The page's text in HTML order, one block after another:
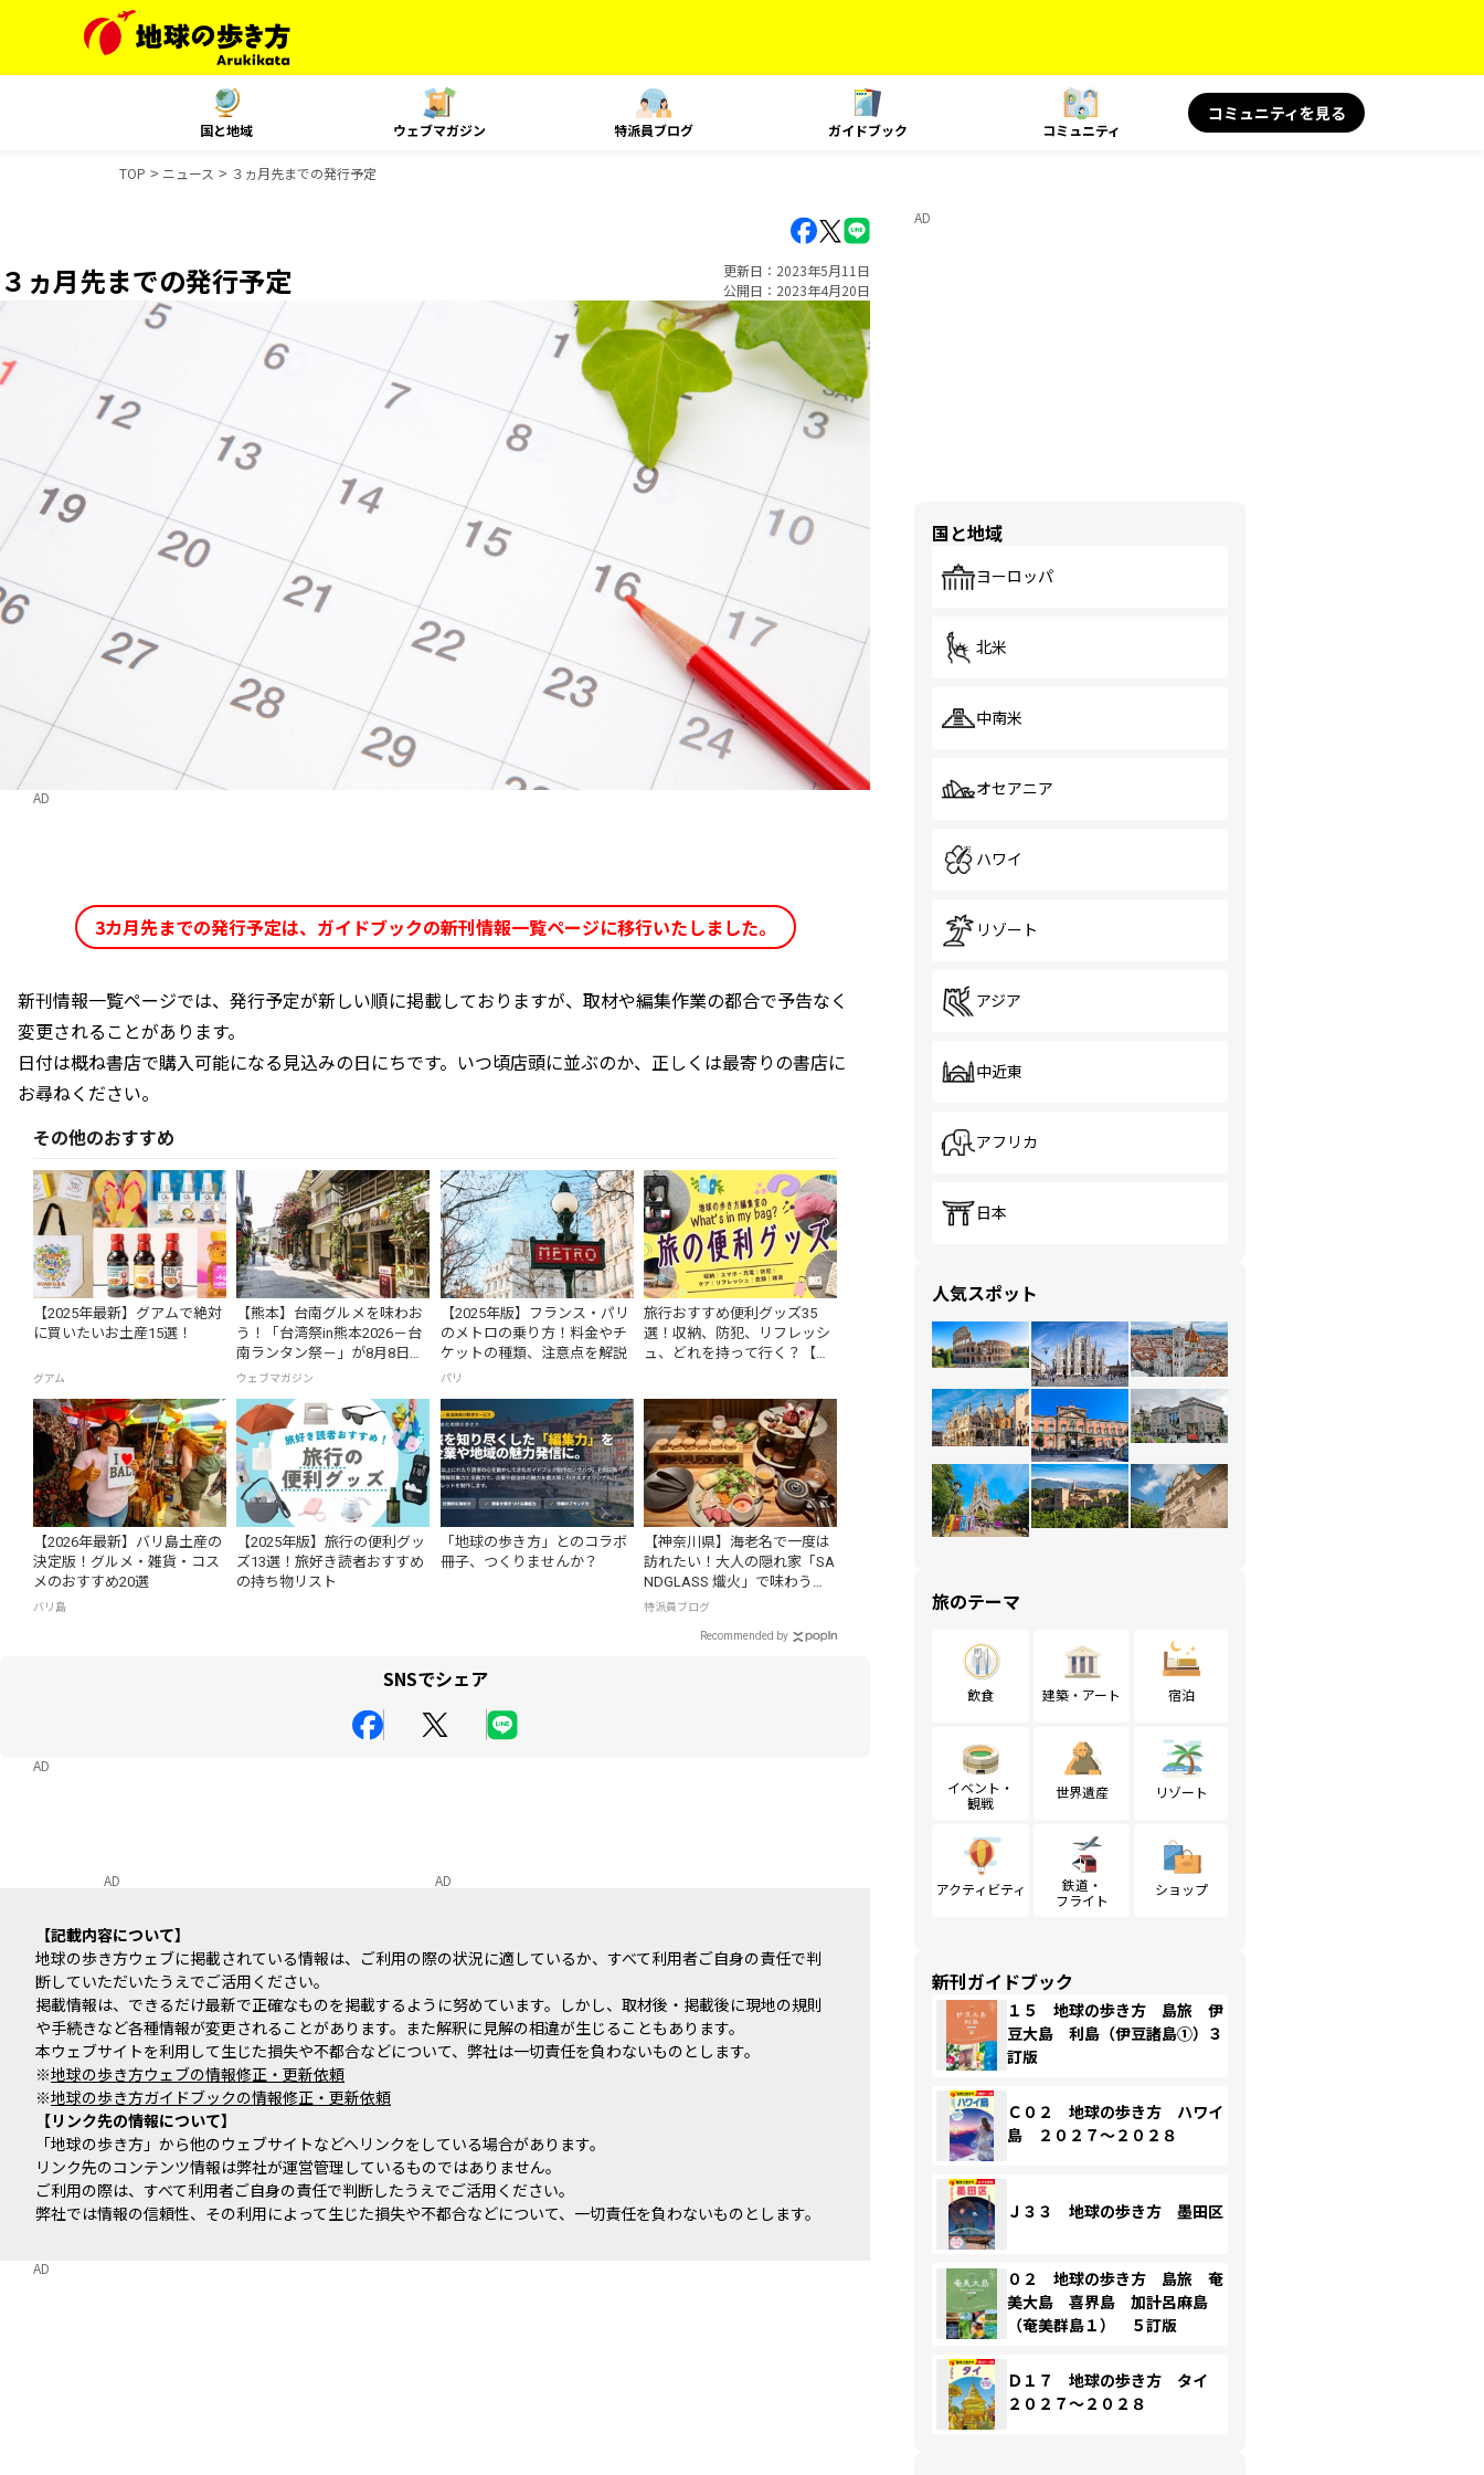
国と地域 ウェブマガジン 特派員ブログ ガイドブック コミュニティ
コミュニティを見る
TOP ニュース ３ヵ月先までの発行予定
３ヵ月先までの発行予定 更新日
2023年5月11日
公開日
2023年4月20日
AD
3カ月先までの発行予定は、ガイドブックの新刊情報一覧ページに移行いたしました。
新刊情報一覧ページでは、発行予定が新しい順に掲載しておりますが、取材や編集作業の都合で予告なく
変更されることがあります。
日付は概ね書店で購入可能になる見込みの日にちです。いつ頃店頭に並ぶのか、正しくは最寄りの書店に
お尋ねください。
その他のおすすめ
【2025年最新】グアムで絶対
に買いたいお土産15選！
グアム
【熊本】台南グルメを味わお
う！「台湾祭in熊本2026－台
南ランタン祭－」が8月8日か
ら開催の画像一覧
ウェブマガジン
【2025年版】フランス・パリ
のメトロの乗り方！料金やチ
ケットの種類、注意点を解説
パリ
旅行おすすめ便利グッズ35
選！収納、防犯、リフレッシ
ュ、どれを持って行く？【編
【2026年最新】バリ島土産の
決定版！グルメ・雑貨・コス
メのおすすめ20選
バリ島
【2025年版】旅行の便利グッ
ズ13選！旅好き読者おすすめ
の持ち物リスト
「地球の歩き方」とのコラボ
冊子、つくりませんか？
【神奈川県】海老名で一度は
訪れたい！大人の隠れ家「SA
NDGLASS 熾火」で味わうア
フタヌーンティー
特派員ブログ
Recommended by
SNSでシェア
AD
AD AD
記載内容について
地球の歩き方ウェブに掲載されている情報は、ご利用の際の状況に適しているか、すべて利用者ご自身の責任で判
断していただいたうえでご活用ください。
掲載情報は、できるだけ最新で正確なものを掲載するように努めています。しかし、取材後・掲載後に現地の規則
や手続きなど各種情報が変更されることがあります。また解釈に見解の相違が生じることもあります。
本ウェブサイトを利用して生じた損失や不都合などについて、弊社は一切責任を負わないものとします。
※地球の歩き方ウェブの情報修正・更新依頼
※地球の歩き方ガイドブックの情報修正・更新依頼
リンク先の情報について
「地球の歩き方」から他のウェブサイトなどへリンクをしている場合があります。
リンク先のコンテンツ情報は弊社が運営管理しているものではありません。
ご利用の際は、すべて利用者ご自身の責任で判断したうえでご活用ください。
弊社では情報の信頼性、その利用によって生じた損失や不都合などについて、一切責任を負わないものとします。
AD
AD
国と地域
ヨーロッパ
北米
中南米
オセアニア
ハワイ
リゾート
アジア
中近東
アフリカ
日本
人気スポット
旅のテーマ
飲食 建築・アート 宿泊
イベント・
観戦
世界遺産 リゾート
アクティビティ
鉄道・
フライト
ショップ
新刊ガイドブック
１５ 地球の歩き方 島旅 伊
豆大島 利島（伊豆諸島①）３
訂版
Ｃ０２ 地球の歩き方 ハワイ
島 ２０２７～２０２８
Ｊ３３ 地球の歩き方 墨田区
０２ 地球の歩き方 島旅 奄
美大島 喜界島 加計呂麻島
（奄美群島１） ５訂版
Ｄ１７ 地球の歩き方 タイ
２０２７～２０２８